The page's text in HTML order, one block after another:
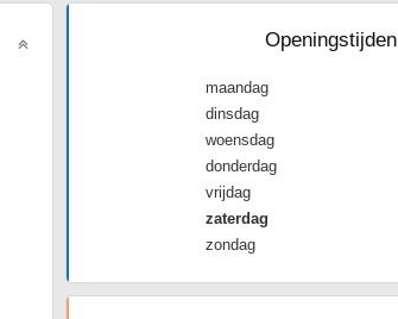
Openingstijden
maandag
dinsdag
woensdag
donderdag
vrijdag
zaterdag
zondag